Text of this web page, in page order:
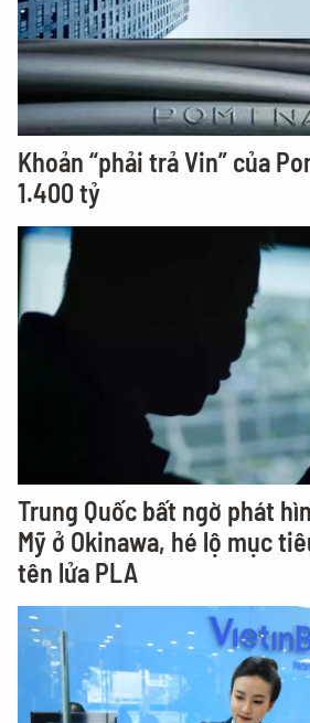
Khoản “phải trả Vin” của
1.400 tỷ
Trung Quốc bất ngờ phát
Mỹ ở Okinawa, hé lộ mục
tên lửa PLA